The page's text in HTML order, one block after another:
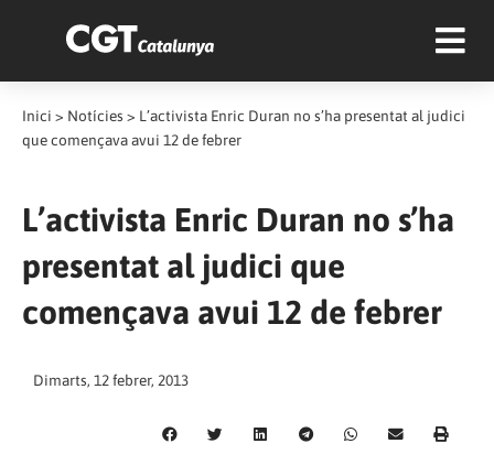
Inici > Notícies > L’activista Enric Duran no s’ha presentat al judici
que començava avui 12 de febrer
L’activista Enric Duran no s’ha
presentat al judici que
començava avui 12 de febrer
Dimarts, 12 febrer, 2013